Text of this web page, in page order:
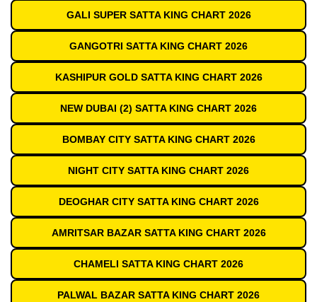
GALI SUPER SATTA KING CHART 2026
GANGOTRI SATTA KING CHART 2026
KASHIPUR GOLD SATTA KING CHART 2026
NEW DUBAI (2) SATTA KING CHART 2026
BOMBAY CITY SATTA KING CHART 2026
NIGHT CITY SATTA KING CHART 2026
DEOGHAR CITY SATTA KING CHART 2026
AMRITSAR BAZAR SATTA KING CHART 2026
CHAMELI SATTA KING CHART 2026
PALWAL BAZAR SATTA KING CHART 2026